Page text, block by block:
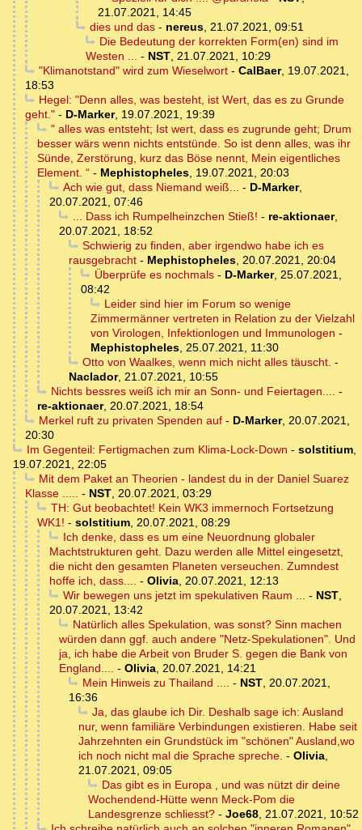
21.07.2021, 14:45
dies und das- nereus, 21.07.2021, 09:51
Die Bedeutung der korrekten Form(en) sind im
Westen ... - NST, 21.07.2021, 10:29
"Klimanotstand" wird zum Wieselwort- CalBaer, 19.07.2021,
18:53
Hegel: "Denn alles, was besteht, ist Wert, das es zu Grunde
geht." - D-Marker, 19.07.2021, 19:39
" alles was entsteht; Ist wert, dass es zugrunde geht; Drum
besser wärs wenn nichts entstünde. So ist denn alles, was ihr
Sünde, Zerstörung, kurz das Böse nennt, Mein eigentliches
Element. “ - Mephistopheles, 19.07.2021, 20:03
Ach wie gut, dass Niemand weiß... - D-Marker,
20.07.2021, 07:46
... Dass ich Rumpelheinzchen Stieß! - re-aktionaer,
20.07.2021, 18:52
Schwierig zu finden, aber irgendwo habe ich es
rausgebracht - Mephistopheles, 20.07.2021, 20:04
Überprüfe es nochmals- D-Marker, 25.07.2021,
08:42
Leider sind hier im Forum so wenige
Zimmermänner vertreten in Relation zu der Vielzahl
von Virologen, Infektionlogen und Immunologen -
Mephistopheles, 25.07.2021, 11:30
Otto von Waalkes, wenn mich nicht alles täuscht. -
Naclador, 21.07.2021, 10:55
Nichts bessres weiß ich mir an Sonn- und Feiertagen.... -
re-aktionaer, 20.07.2021, 18:54
Merkel ruft zu privaten Spenden auf- D-Marker, 20.07.2021,
20:30
Im Gegenteil: Fertigmachen zum Klima-Lock-Down - solstitium,
19.07.2021, 22:05
Mit dem Paket an Theorien - landest du in der Daniel Suarez
Klasse ..... - NST, 20.07.2021, 03:29
TH: Gut beobachtet! Kein WK3 immernoch Fortsetzung
WK1! - solstitium, 20.07.2021, 08:29
Ich denke, dass es um eine Neuordnung globaler
Machtstrukturen geht. Dazu werden alle Mittel eingesetzt,
die nicht den gesamten Planeten verseuchen. Zumndest
hoffe ich, dass.... - Olivia, 20.07.2021, 12:13
Wir bewegen uns jetzt im spekulativen Raum ... - NST,
20.07.2021, 13:42
Natürlich alles Spekulation, was sonst? Sinn machen
würden dann ggf. auch andere "Netz-Spekulationen". Und
ja, ich habe die Arbeit von Bruder S. gegen die Bank von
England.... - Olivia, 20.07.2021, 14:21
Mein Hinweis zu Thailand .... - NST, 20.07.2021,
16:36
Ja, das glaube ich Dir. Deshalb sage ich: Ausland
nur, wenn familiäre Verbindungen existieren. Habe seit
Jahrzehnten ein Grundstück im "schönen" Ausland,wo
ich noch nicht mal die Sprache spreche. - Olivia,
21.07.2021, 09:05
Das gibt es in Europa , und was nützt dir deine
Wochendend-Hütte wenn Meck-Pom die
Landesgrenze schliesst? - Joe68, 21.07.2021, 10:52